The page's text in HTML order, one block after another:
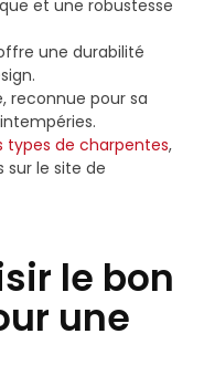
et une robustesse
une durabilité
reconnue pour sa
types de charpentes,
sur le site de
le bon
une